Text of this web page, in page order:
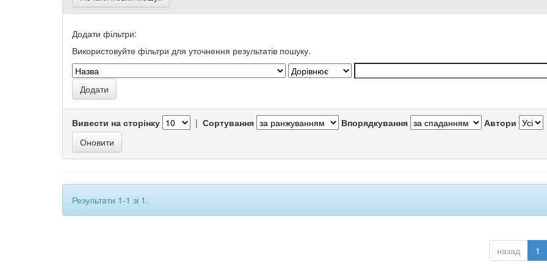
Додати фільтри:
Використовуйте фільтри для уточнення результатів пошуку.
Вивести на сторінку | Сортування Впорядкування Автори
Результати 1-1 зі 1.
назад 1